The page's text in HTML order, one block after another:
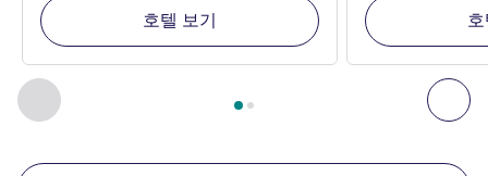
이전 - 주변에 있는 다른 시설 다
2/ 페이지 , 주변에 있는 다른 시설 1 :, 주변에 있는 다른 시
호텔 보기